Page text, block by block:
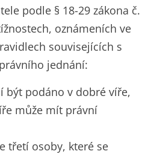
podle § 18-29 zákona č.
oznámeních ve
souvisejících s
jednání:
být podáno v dobré víře,
může mít právní
třetí osoby, které se